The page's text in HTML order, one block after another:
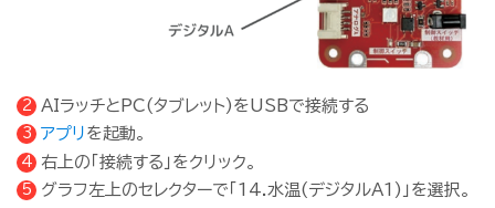
AIラッチとPC(タブレット)をUSBで接続する
アプリ を起動。
右上の「接続する」をクリック。
グラフ左上のセレクターで「14.水温(デジタルA1)」を選択。